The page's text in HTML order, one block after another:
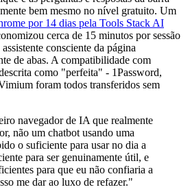
bem mesmo no nível gratuito. Um
por 14 dias pela Tools Stack AI
cerca de 15 minutos por sessão
consciente da página
de abas. A compatibilidade com
como "perfeita" - 1Password,
foram todos transferidos sem
navegador de IA que realmente
não um chatbot usando uma
o suficiente para usar no dia a
para ser genuinamente útil, e
para que eu não confiaria a
me dar ao luxo de refazer."